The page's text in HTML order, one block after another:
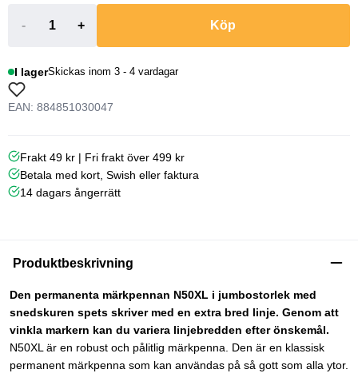
- + Köp
I lagerSkickas inom 3 - 4 vardagar
EAN: 884851030047
Frakt 49 kr | Fri frakt över 499 kr
Betala med kort, Swish eller faktura
14 dagars ångerrätt
Produktbeskrivning
Den permanenta märkpennan N50XL i jumbostorlek med
snedskuren spets skriver med en extra bred linje. Genom att
vinkla markern kan du variera linjebredden efter önskemål.
N50XL är en robust och pålitlig märkpenna. Den är en klassisk
permanent märkpenna som kan användas på så gott som alla ytor.